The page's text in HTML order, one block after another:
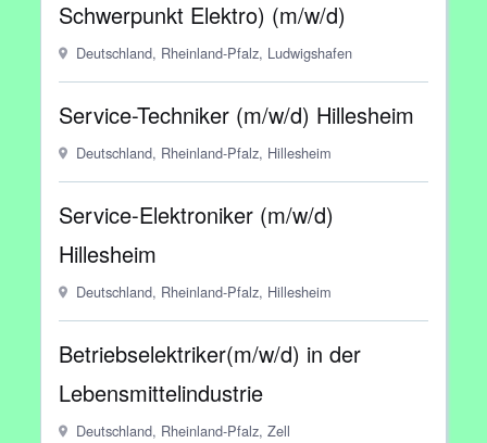
Schwerpunkt Elektro) (m/w/d)
Deutschland, Rheinland-Pfalz, Ludwigshafen
Service-Techniker (m/w/d) Hillesheim
Deutschland, Rheinland-Pfalz, Hillesheim
Service-Elektroniker (m/w/d)
Hillesheim
Deutschland, Rheinland-Pfalz, Hillesheim
Betriebselektriker(m/w/d) in der
Lebensmittelindustrie
Deutschland, Rheinland-Pfalz, Zell